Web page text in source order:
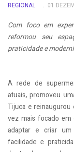
REGIONAL 01
Com foco em
reformou seu
praticidade e
A rede de
atuais, promoveu
Tijuca e
vez mais focado em
adaptar e criar um
facilidade e